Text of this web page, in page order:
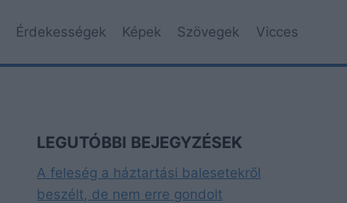
Érdekességek Képek Szövegek Vicces
LEGUTÓBBI BEJEGYZÉSEK
A feleség a háztartási balesetekről
beszélt, de nem erre gondolt